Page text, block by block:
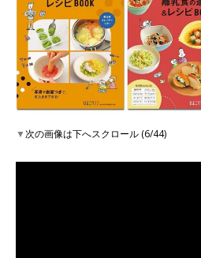
▼次の画像は下へスクロール (6/44)